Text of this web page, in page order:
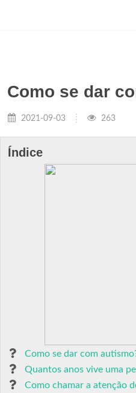
Como se dar
2021-09-03 263
Índice
Como se dar com
Quantos anos vive uma
Como chamar a atenção